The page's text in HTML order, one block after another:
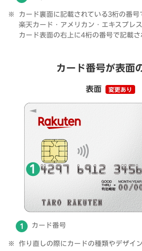
カード裏面に記載されている3桁の番号
楽天カード・アメリカン・エキスプレ
カード表面の右上に4桁の番号で記載さ
カード番号が表面
表面 変更あり
カード番号
作り直しの際にカードの種類やデザイ